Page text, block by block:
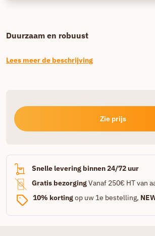
Duurzaam en robuust
Lees meer de beschrijving
Zie prijs
Snelle levering binnen 24/72 uur
Gratis bezorgingVanaf 250€ HT van
10% kortingop uw 1e bestelling,